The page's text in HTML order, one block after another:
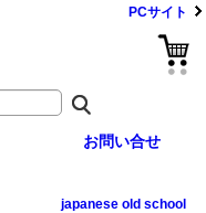
PCサイト
お問い合せ
japanese old school